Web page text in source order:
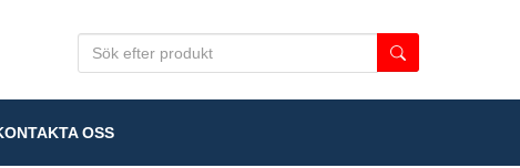
OSS